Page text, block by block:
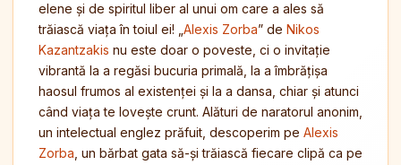
elene și de spiritul liber al unui om care a ales să
trăiască viața în toiul ei! „ Alexis Zorba” de Nikos
Kazantzakis nu este doar o poveste, ci o invitație
vibrantă la a regăsi bucuria primală, la a îmbrățișa
haosul frumos al existenței și la a dansa, chiar și atunci
când viața te lovește crunt. Alături de naratorul anonim,
un intelectual englez prăfuit, descoperim pe Alexis
Zorba , un bărbat gata să-și trăiască fiecare clipă ca pe